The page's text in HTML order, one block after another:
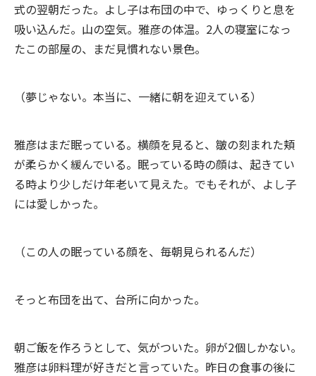
式の翌朝だった。よし子は布団の中で、ゆっくりと息を
吸い込んだ。山の空気。雅彦の体温。2人の寝室になっ
たこの部屋の、まだ見慣れない景色。
（夢じゃない。本当に、一緒に朝を迎えている）
雅彦はまだ眠っている。横顔を見ると、皺の刻まれた頬
が柔らかく緩んでいる。眠っている時の顔は、起きてい
る時より少しだけ年老いて見えた。でもそれが、よし子
には愛しかった。
（この人の眠っている顔を、毎朝見られるんだ）
そっと布団を出て、台所に向かった。
朝ご飯を作ろうとして、気がついた。卵が2個しかない。
雅彦は卵料理が好きだと言っていた。昨日の食事の後に